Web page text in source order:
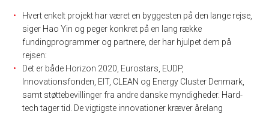
Hvert enkelt projekt har været en byggesten på den lange rejse,
siger Hao Yin og peger konkret på en lang række
fundingprogrammer og partnere, der har hjulpet dem på
rejsen:
Det er både Horizon 2020, Eurostars, EUDP,
Innovationsfonden, EIT, CLEAN og Energy Cluster Denmark,
samt støttebevillinger fra andre danske myndigheder. Hard-
tech tager tid. De vigtigste innovationer kræver årelang